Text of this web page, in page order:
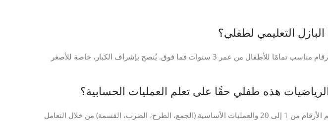
التعليمي لطفلي؟
هذا البازل التعليمي الخشبي للأرقام مناسب تمامًا للأطفال من عمر 3 سنوات فما فوق. يُنصح بإشراف الكبار، خاصة للأصغر
هذه طفلي حقًا على تعلم العمليات الحسابية؟
نعم، تم تصميم هذا البازل لتقديم الأرقام من 1 إلى 20 والعمليات الأساسية (الجمع، الطرح، الضرب، القسمة) من خلال التعامل